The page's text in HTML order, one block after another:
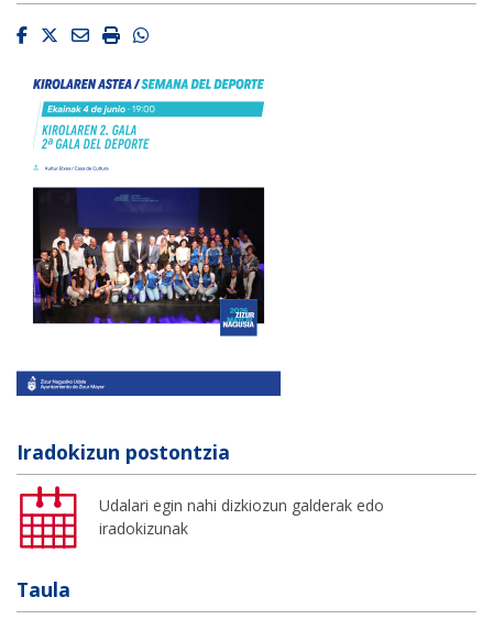
Facebook
Twitter
EmailImprimirWhatsapp
Iradokizun postontzia
Udalari egin nahi dizkiozun galderak edo
iradokizunak
Taula